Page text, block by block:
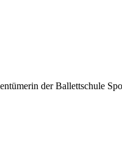
der Ballettschule